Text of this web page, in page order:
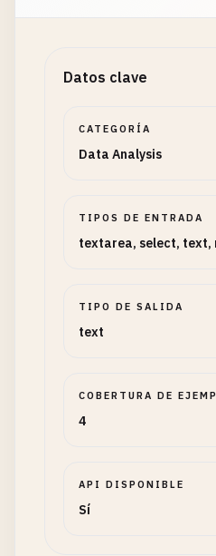
Datos clave
CATEGORÍA
Data Analysis
TIPOS DE ENTRADA
textarea, select, text,
TIPO DE SALIDA
text
COBERTURA DE
4
API DISPONIBLE
Sí